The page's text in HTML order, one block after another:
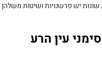
שונות יש פרשנויות ושיטות
סימני עין הרע